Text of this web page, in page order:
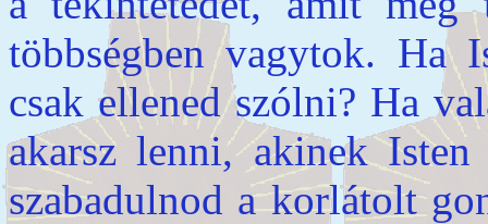
többségben vagytok. Ha
csak ellened szólni? Ha
akarsz lenni, akinek
szabadulnod a korlátolt